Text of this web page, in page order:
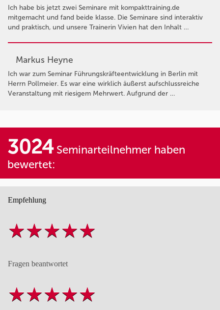
Ich habe bis jetzt zwei Seminare mit kompakttraining.de
mitgemacht und fand beide klasse. Die Seminare sind interaktiv
und praktisch, und unsere Trainerin Vivien hat den Inhalt …
Markus Heyne
Ich war zum Seminar Führungskräfteentwicklung in Berlin mit
Herrn Pollmeier. Es war eine wirklich äußerst aufschlussreiche
Veranstaltung mit riesigem Mehrwert. Aufgrund der …
3024Seminarteilnehmer haben
bewertet:
Empfehlung
Fragen beantwortet